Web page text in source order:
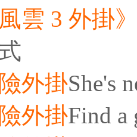
雲 3 外掛
外掛She's
外掛Find a